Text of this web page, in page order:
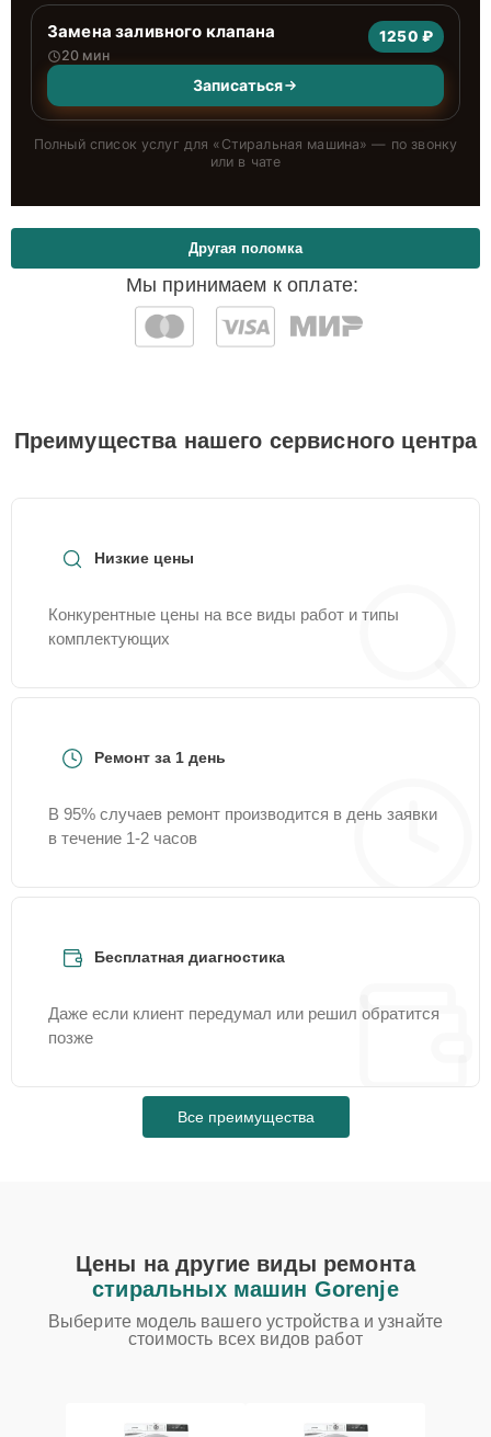
Замена заливного клапана
20 мин
1250 ₽
Записаться
Полный список услуг для « Стиральная машина» — по звонку
или в чате
Мы принимаем к оплате:
Другая поломка
Преимущества нашего сервисного центра
Низкие цены
Конкурентные цены на все виды работ и типы
комплектующих
Ремонт за 1 день
В 95% случаев ремонт производится в день заявки
в течение 1-2 часов
Бесплатная диагностика
Даже если клиент передумал или решил обратится
позже
Все преимущества
Цены на другие виды ремонта
стиральных машин Gorenje
Выберите модель вашего устройства и узнайте
стоимость всех видов работ